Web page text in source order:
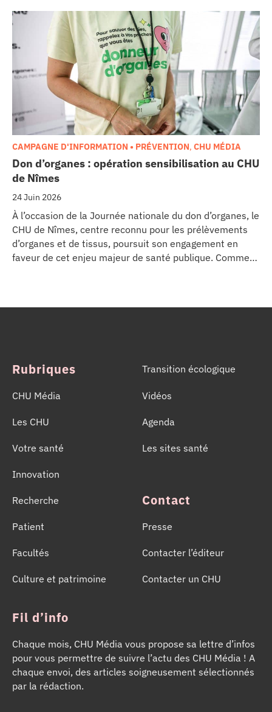
l’excellence clinique et scientifique de l’établissement.
Ce projet représente un investissement de 9,5 millions
d’euros pour l’acquisition et l’installation de
l’équipement au cœur même du pôle régional de
cancérologie.
Don d’organes : opération sensibilisation au CHU
de Nîmes
24 Juin 2026
CAMPAGNE D'INFORMATION • PRÉVENTION, CHU MÉDIA
À l’occasion de la Journée nationale du don d’organes, le
CHU de Nîmes, centre reconnu pour les prélèvements
d’organes et de tissus, poursuit son engagement en
faveur de cet enjeu majeur de santé publique. Comme
Rubriques
CHU Média
Les CHU
Votre santé
Innovation
Recherche
Patient
Facultés
Culture et patrimoine
Transition écologique
Vidéos
Agenda
Les sites santé
Contact
Presse
Contacter l’éditeur
Contacter un CHU
Fil d’info
Chaque mois, CHU Média vous propose sa lettre d’infos
pour vous permettre de suivre l’actu des CHU Média ! A
chaque envoi, des articles soigneusement sélectionnés
par la rédaction.